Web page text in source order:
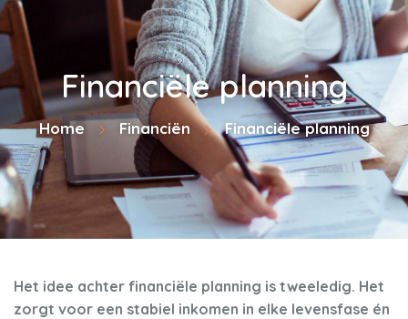
Financiële planning
Home Financiën Financiële planning
Het idee achter financiële planning is tweeledig. Het
zorgt voor een stabiel inkomen in elke levensfase én